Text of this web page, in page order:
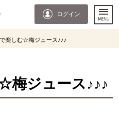
ログイン
楽しむ☆梅ジュース♪♪♪
梅ジュース♪♪♪